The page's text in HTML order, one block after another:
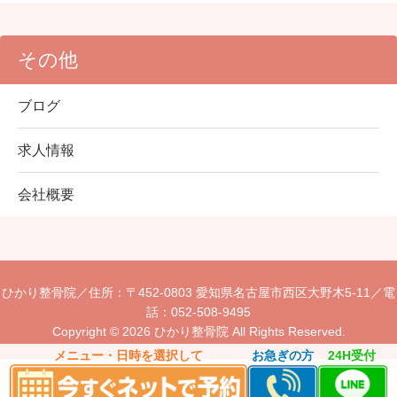
メニュー・日時を選択して お急ぎの方 24H受付
その他
ブログ
求人情報
会社概要
ひかり整骨院／住所：〒452-0803 愛知県名古屋市西区大野木5-11／電
話：052-508-9495
Copyright © 2026 ひかり整骨院 All Rights Reserved.